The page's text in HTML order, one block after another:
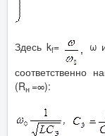
Здесь kf= ω
соответственно
(Rн =∞):